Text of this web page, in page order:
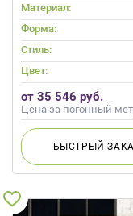
Материал:
Форма:
Стиль:
Цвет:
от 35 546 руб.
Цена за погонный
БЫСТРЫЙ